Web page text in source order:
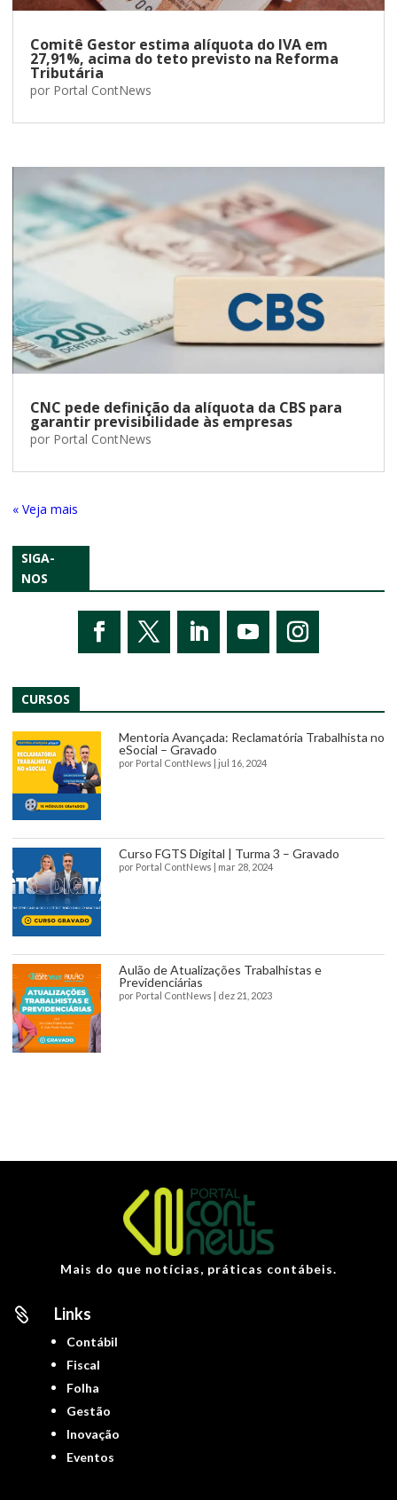
Comitê Gestor estima alíquota do IVA em
27,91%, acima do teto previsto na Reforma
Tributária
por Portal ContNews
CNC pede definição da alíquota da CBS para
garantir previsibilidade às empresas
por Portal ContNews
« Entradas Antigas
SIGA-
NOS
CURSOS
Mentoria Avançada: Reclamatória Trabalhista no
eSocial – Gravado
por Portal ContNews jul 16, 2024
Curso FGTS Digital | Turma 3 – Gravado
por Portal ContNews mar 28, 2024
Aulão de Atualizações Trabalhistas e
Previdenciárias
por Portal ContNews dez 21, 2023
Mais do que notícias, práticas contábeis.
 Links
Contábil
Fiscal
Folha
Gestão
Inovação
Eventos